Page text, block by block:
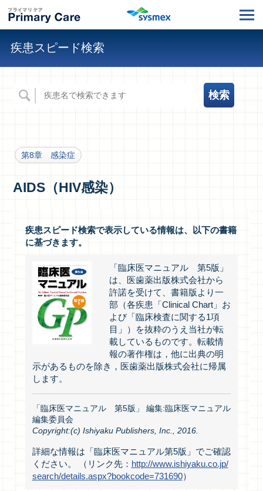
疾患スピード検索
第8章 感染症
AIDS（HIV感染）
疾患スピード検索で表示している情報は、以下の書籍
に基づきます。
「臨床医マニュアル 第5版」
は、医歯薬出版株式会社から
許諾を受けて、書籍版より一
部（各疾患「Clinical Chart」お
よび「臨床検査に関する1項
目」）を抜粋のうえ当社が転
載しているものです。転載情
報の著作権は，他に出典の明
示があるものを除き，医歯薬出版株式会社に帰属
します。
「臨床医マニュアル 第5版」 編集:臨床医マニュアル
編集委員会
Copyright:(c) Ishiyaku Publishers, Inc., 2016.
詳細な情報は「臨床医マニュアル第5版」でご確認
ください。 （リンク先： http://www.ishiyaku.co.jp/
search/details.aspx?bookcode=731690）